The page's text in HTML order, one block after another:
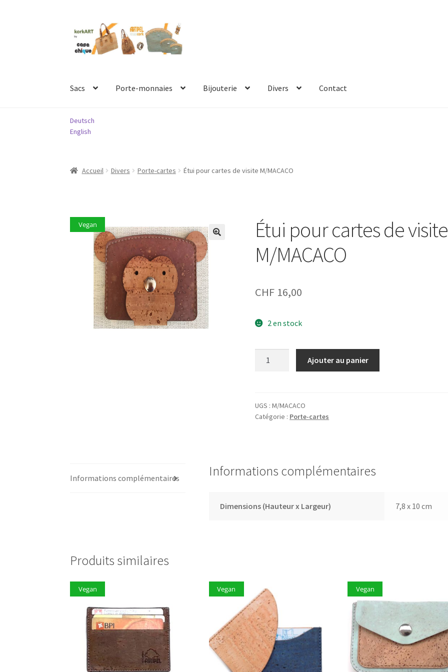
la
au
contenu
Sacs Porte-monnaies Bijouterie Divers Contact
Deutsch
English
Accueil Divers Porte-cartes Étui pour cartes de visite M/MACACO
Vegan
Étui pour cartes de visite
M/MACACO
CHF 16,00
2 en stock
cartes
de
Ajouter au panier
UGS :M/MACACO
Catégorie : Porte-cartes
Informations complémentaires Informations complémentaires
Dimensions (Hauteur x Largeur) 7,8 x 10 cm
Produits similaires
Vegan Vegan Vegan